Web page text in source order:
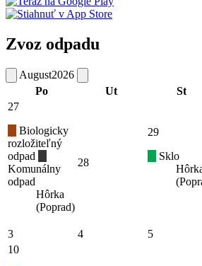
Zvoz odpadu
August2026
Po
Ut St
27
Biologicky
rozložiteľný
odpad
Komunálny
odpad
Hôrka
(Poprad)
28
29
Sklo
3 4 5
10